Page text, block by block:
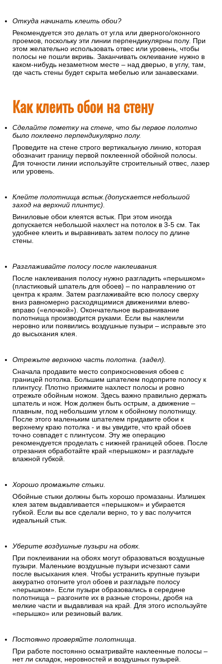
Откуда начинать клеить обои?
Рекомендуется это делать от угла или дверного/оконного
проемов, поскольку эти линии перпендикулярны полу. При
этом желательно использовать отвес или уровень, чтобы
полосы не пошли вкривь. Заканчивать оклеивание нужно в
каком-нибудь незаметном месте – над дверью, в углу, там,
где часть стены будет скрыта мебелью или занавесками.
Как клеить обои на стену
Сделайте пометку на стене, что бы первое полотно
было поклеено перпендикулярно полу.
Проведите на стене строго вертикальную линию, которая
обозначит границу первой поклеенной обойной полосы.
Для точности линии используйте строительный отвес, лазер
или уровень.
Клейте полотнища встык.(допускается небольшой
заход на верхний плинтус).
Виниловые обои клеятся встык. При этом иногда
допускается небольшой нахлест на потолок в 3-5 см. Так
удобнее клеить и выравнивать затем полосу по длине
стены.
Разглаживайте полосу после наклеивания.
После наклеивания полосу нужно разгладить «перышком»
(пластиковый шпатель для обоев) – по направлению от
центра к краям. Затем разглаживайте всю полосу сверху
вниз равномерно расходящимися движениями влево-
вправо («елочкой»). Окончательное выравнивание
полотнища производится руками. Если вы наклеили
неровно или появились воздушные пузыри – исправьте это
до высыхания клея.
Отрежьте верхнюю часть полотна. (задел).
Сначала продавите место соприкосновения обоев с
границей потолка. Большим шпателем подоприте полосу к
плинтусу. Плотно прижмите нахлест полосы и ровно
отрежьте обойным ножом. Здесь важно правильно держать
шпатель и нож. Нож должен быть острым, а движение –
плавным, под небольшим углом к обойному полотнищу.
После этого маленьким шпателем придавите обои к
верхнему краю потолка - и вы увидите, что край обоев
точно совпадет с плинтусом. Эту же операцию
рекомендуется проделать с нижней границей обоев. После
отрезания обработайте край «перышком» и разгладьте
влажной губкой.
Хорошо промажьте стыки.
Обойные стыки должны быть хорошо промазаны. Излишек
клея затем выдавливается «перышком» и убирается
губкой. Если вы все сделали верно, то у вас получится
идеальный стык.
Уберите воздушные пузыри на обоях.
При поклеивании на обоях могут образоваться воздушные
пузыри. Маленькие воздушные пузыри исчезают сами
после высыхания клея. Чтобы устранить крупные пузыри
аккуратно отогните угол обоев и разгладьте полосу
«перышком». Если пузыри образовались в середине
полотнища – разгоните их в разные стороны, дробя на
мелкие части и выдавливая на край. Для этого используйте
«перышко» или резиновый валик.
Постоянно проверяйте полотнища.
При работе постоянно осматривайте наклеенные полосы –
нет ли складок, неровностей и воздушных пузырей.